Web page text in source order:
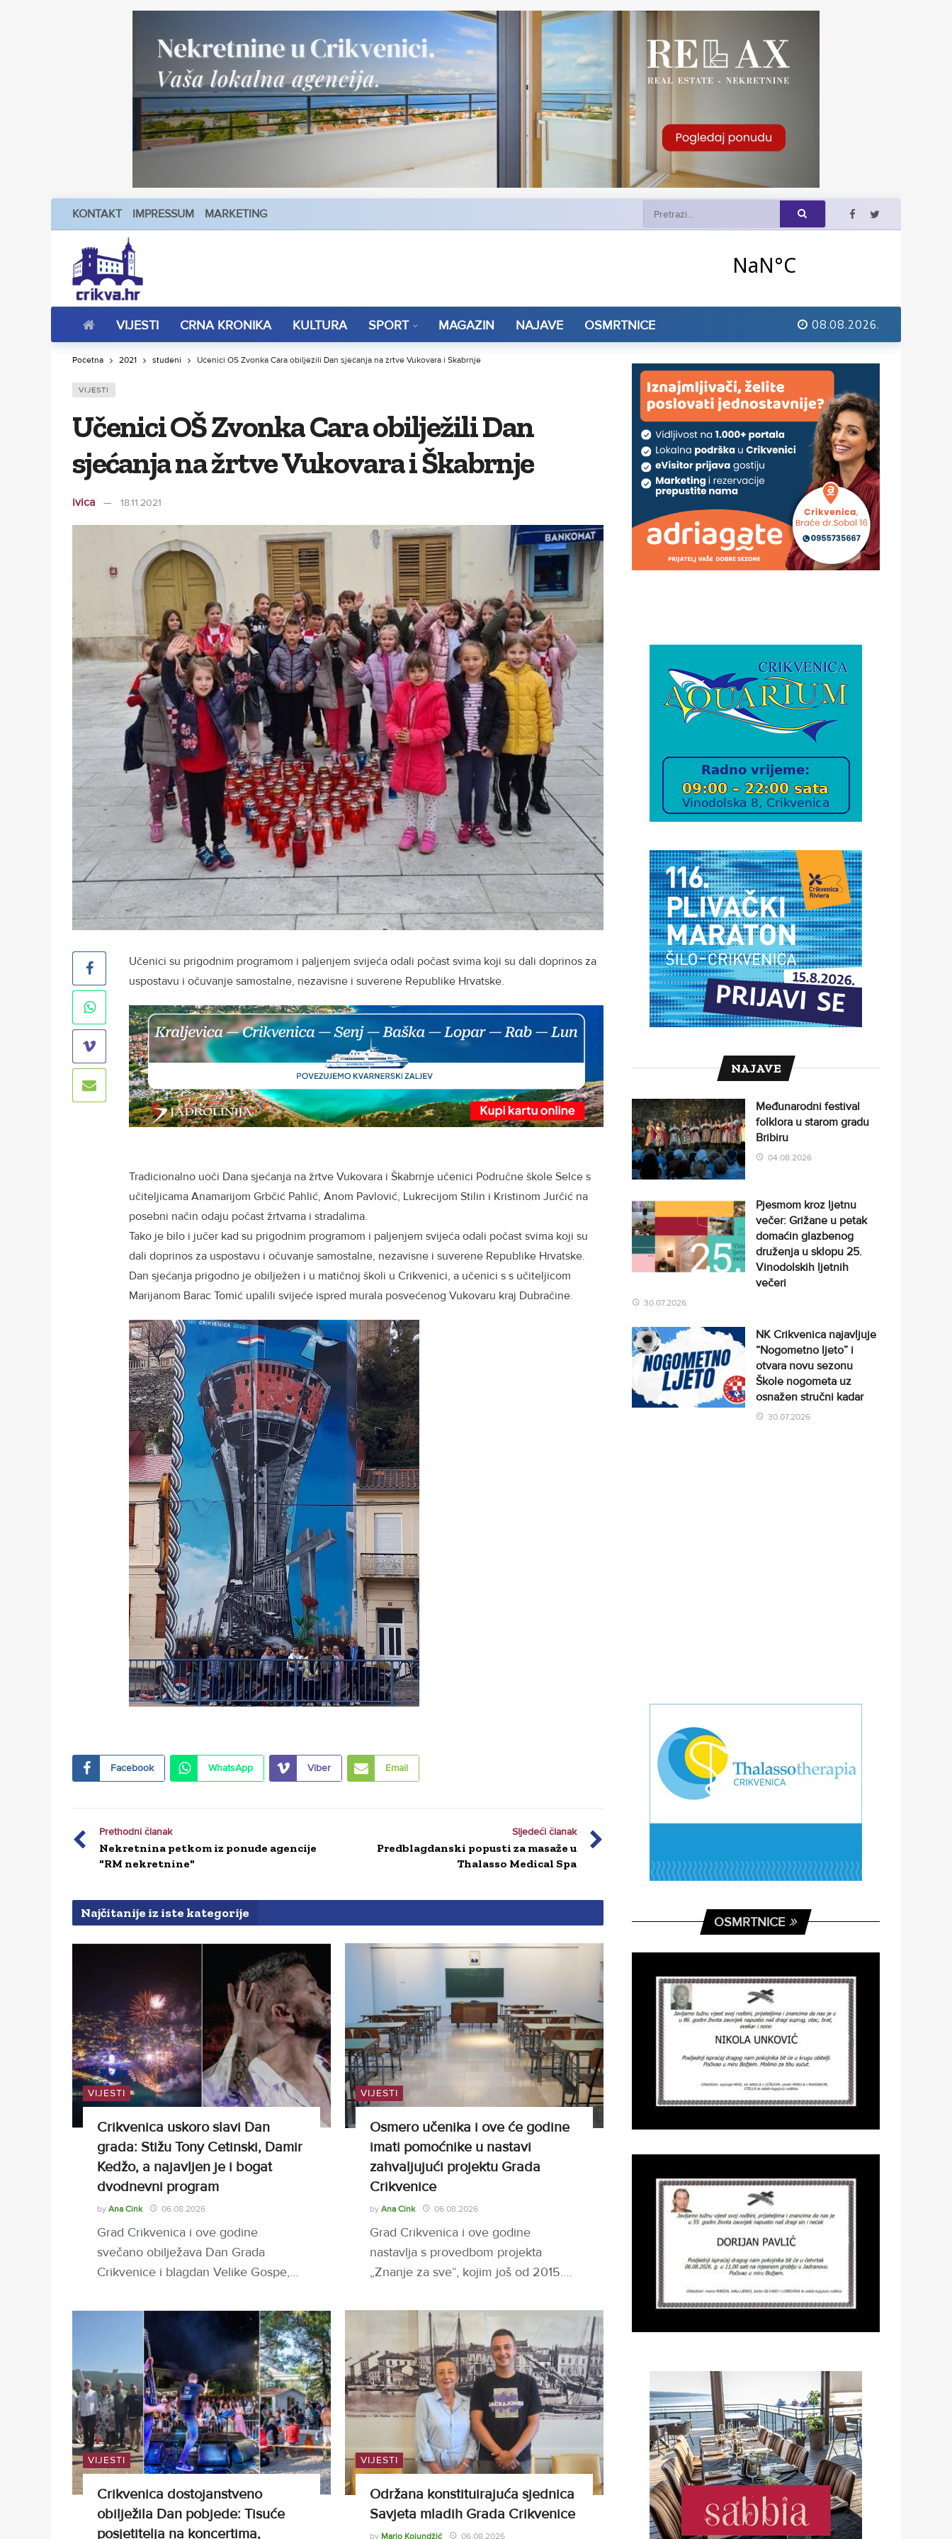
KONTAKT IMPRESSUM MARKETING
VIJESTI CRNA KRONIKA KULTURA SPORT MAGAZIN NAJAVE OSMRTNICE 08.08.2026.
Početna 2021 studeni Učenici OŠ Zvonka Cara obilježili Dan sjećanja na žrtve Vukovara i Škabrnje
VIJESTI
Učenici OŠ Zvonka Cara obilježili Dan
sjećanja na žrtve Vukovara i Škabrnje
ivica 18.11.2021
Učenici su prigodnim programom i paljenjem svijeća odali počast svima koji su dali doprinos za
uspostavu i očuvanje samostalne, nezavisne i suverene Republike Hrvatske.
Tradicionalno uoči Dana sjećanja na žrtve Vukovara i Škabrnje učenici Područne škole Selce s
učiteljicama Anamarijom Grbčić Pahlić, Anom Pavlović, Lukrecijom Stilin i Kristinom Jurčić na
posebni način odaju počast žrtvama i stradalima.
Tako je bilo i jučer kad su prigodnim programom i paljenjem svijeća odali počast svima koji su
dali doprinos za uspostavu i očuvanje samostalne, nezavisne i suverene Republike Hrvatske.
Dan sjećanja prigodno je obilježen i u matičnoj školi u Crikvenici, a učenici s s učiteljicom
Marijanom Barac Tomić upalili svijeće ispred murala posvećenog Vukovaru kraj Dubračine.
Facebook WhatsApp Viber Email
Prethodni članak
Nekretnina petkom iz ponude agencije
"RM nekretnine"
Sljedeći članak
Predblagdanski popusti za masaže u
Thalasso Medical Spa
Najčitanije iz iste kategorije
VIJESTI
Crikvenica uskoro slavi Dan
grada: Stižu Tony Cetinski, Damir
Kedžo, a najavljen je i bogat
dvodnevni program
by Ana Cink 06.08.2026
Grad Crikvenica i ove godine
svečano obilježava Dan Grada
Crikvenice i blagdan Velike Gospe,…
VIJESTI
Osmero učenika i ove će godine
imati pomoćnike u nastavi
zahvaljujući projektu Grada
Crikvenice
by Ana Cink 06.08.2026
Grad Crikvenica i ove godine
nastavlja s provedbom projekta
„Znanje za sve“, kojim još od 2015.…
VIJESTI
Crikvenica dostojanstveno
obilježila Dan pobjede: Tisuće
posjetitelja na koncertima,
VIJESTI
Održana konstituirajuća sjednica
Savjeta mladih Grada Crikvenice
by Mario Kojundžić 06.08.2026
NAJAVE
Međunarodni festival
folklora u starom gradu
Bribiru
04.08.2026
Pjesmom kroz ljetnu
večer: Grižane u petak
domaćin glazbenog
druženja u sklopu 25.
Vinodolskih ljetnih
večeri
30.07.2026
NK Crikvenica najavljuje
“Nogometno ljeto” i
otvara novu sezonu
Škole nogometa uz
osnažen stručni kadar
30.07.2026
OSMRTNICE